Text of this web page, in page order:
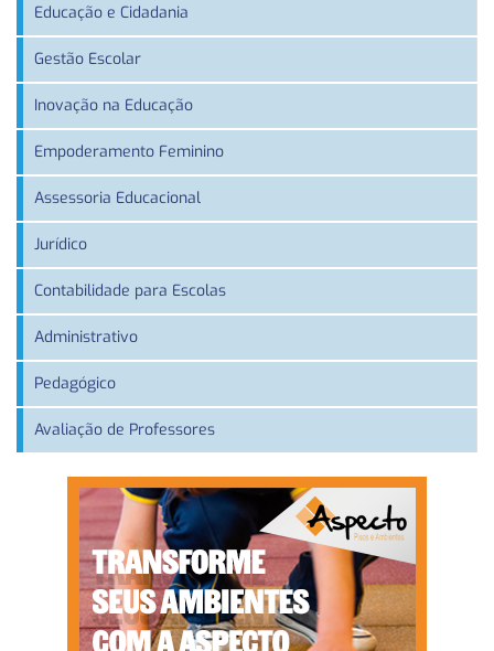
Educação e Cidadania
Gestão Escolar
Inovação na Educação
Empoderamento Feminino
Assessoria Educacional
Jurídico
Contabilidade para Escolas
Administrativo
Pedagógico
Avaliação de Professores